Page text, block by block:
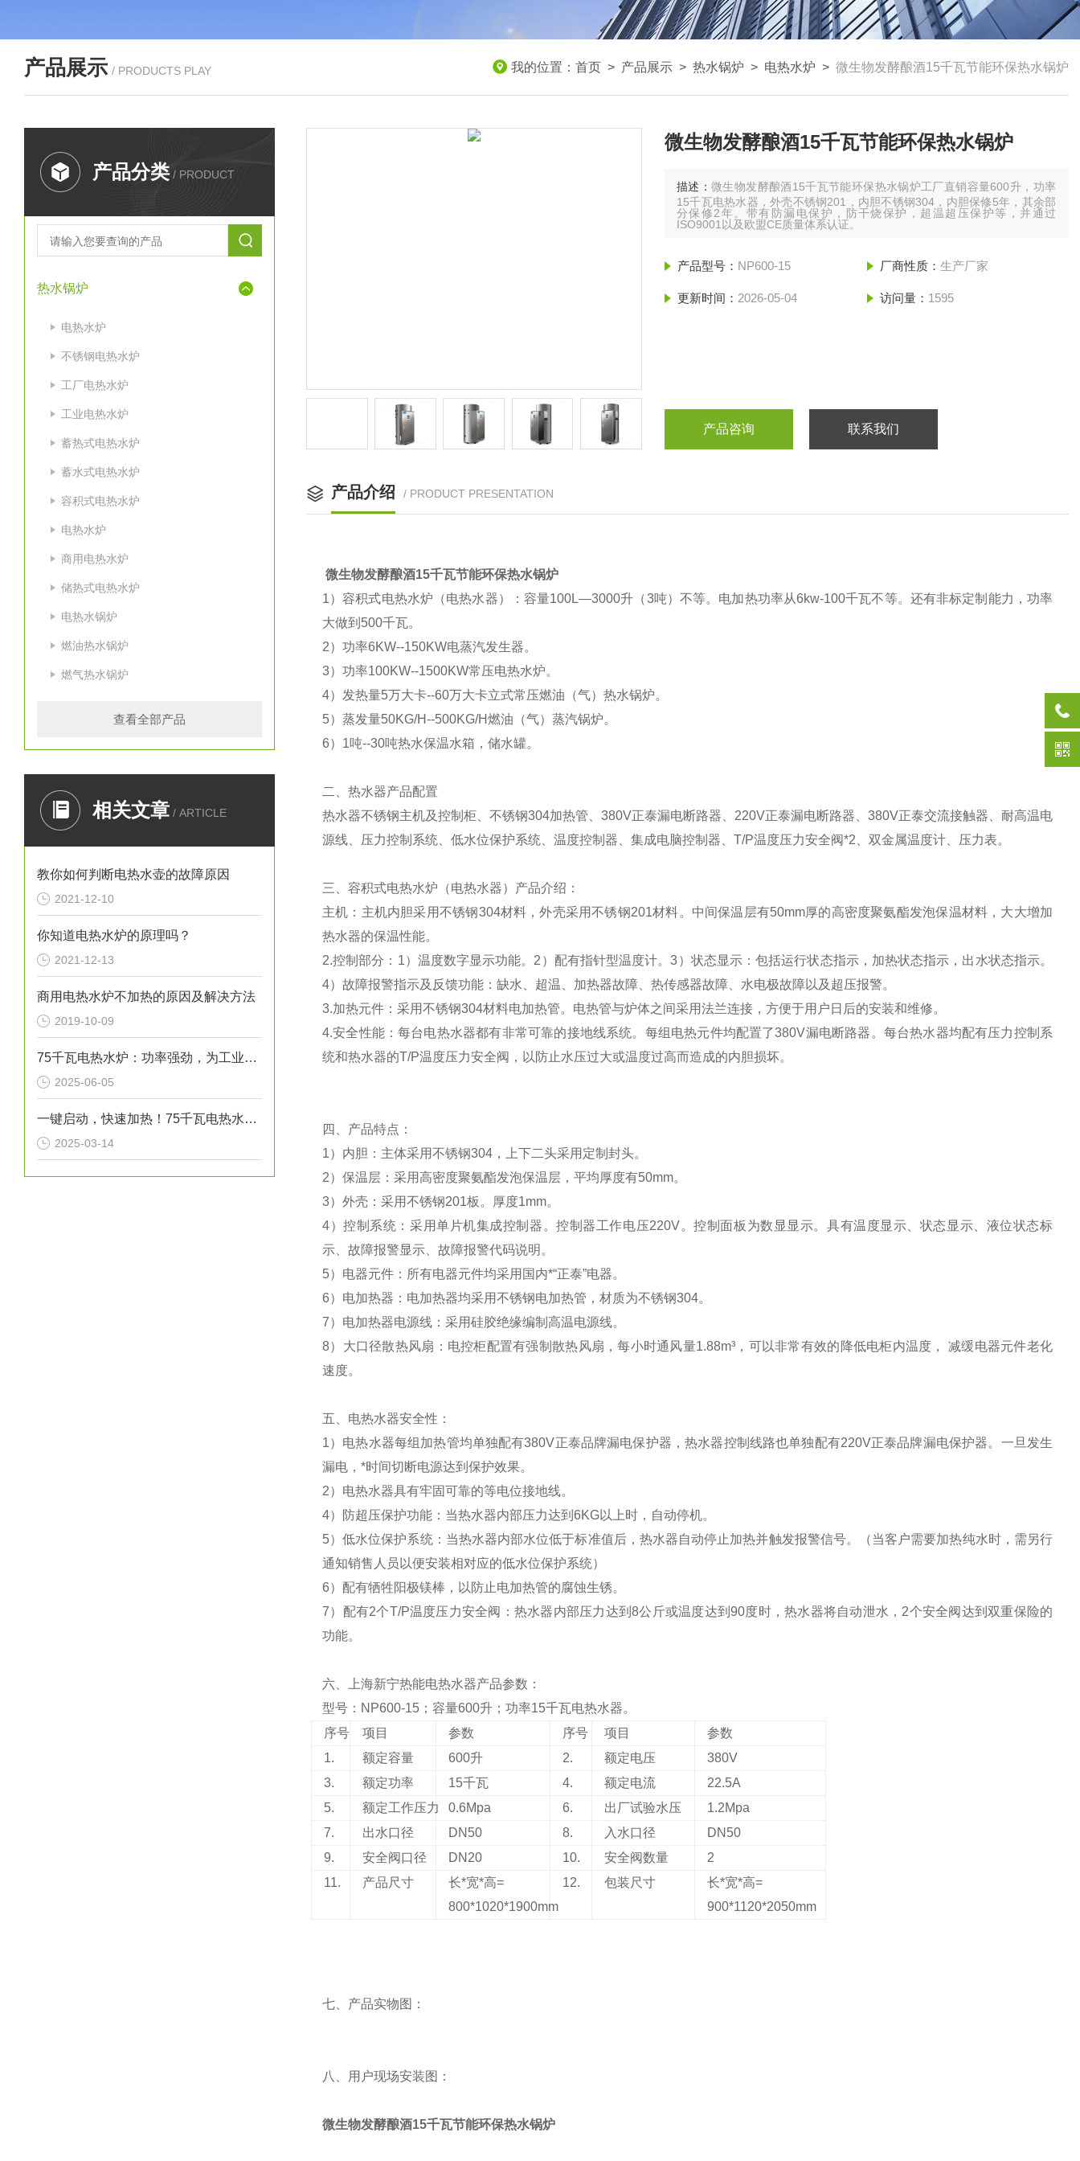
产品展示 / PRODUCTS PLAY 我的位置： 首页 > 产品展示 > 热水锅炉 > 电热水炉 > 微生物发酵酿酒15千瓦节能环保热水锅炉
产品分类 / PRODUCT
热水锅炉
电热水炉
不锈钢电热水炉
工厂电热水炉
工业电热水炉
蓄热式电热水炉
蓄水式电热水炉
容积式电热水炉
电热水炉
商用电热水炉
储热式电热水炉
电热水锅炉
燃油热水锅炉
燃气热水锅炉
查看全部产品
相关文章 / ARTICLE
教你如何判断电热水壶的故障原因
2021-12-10
你知道电热水炉的原理吗？
2021-12-13
商用电热水炉不加热的原因及解决方法
2019-10-09
75千瓦电热水炉：功率强劲，为工业生产提供稳定热水源！
2025-06-05
一键启动，快速加热！75千瓦电热水炉打造高效热水解决方案！
2025-03-14
微生物发酵酿酒15千瓦节能环保热水锅炉
描述：微生物发酵酿酒15千瓦节能环保热水锅炉工厂直销容量600升，功率
15千瓦电热水器，外壳不锈钢201，内胆不锈钢304，内胆保修5年，其余部
分保修2年。带有防漏电保护，防干烧保护，超温超压保护等，并通过
ISO9001以及欧盟CE质量体系认证。
产品型号： NP600-15 厂商性质： 生产厂家
更新时间： 2026-05-04 访问量： 1595
产品咨询 联系我们
产品介绍 / PRODUCT PRESENTATION
微生物发酵酿酒15千瓦节能环保热水锅炉
1）容积式电热水炉（电热水器）：容量100L—3000升（3吨）不等。电加热功率从6kw-100千瓦不等。还有非标定制能力，功率
大做到500千瓦。
2）功率6KW--150KW电蒸汽发生器。
3）功率100KW--1500KW常压电热水炉。
4）发热量5万大卡--60万大卡立式常压燃油（气）热水锅炉。
5）蒸发量50KG/H--500KG/H燃油（气）蒸汽锅炉。
6）1吨--30吨热水保温水箱，储水罐。
二、热水器产品配置
热水器不锈钢主机及控制柜、不锈钢304加热管、380V正泰漏电断路器、220V正泰漏电断路器、380V正泰交流接触器、耐高温电
源线、压力控制系统、低水位保护系统、温度控制器、集成电脑控制器、T/P温度压力安全阀*2、双金属温度计、压力表。
三、容积式电热水炉（电热水器）产品介绍：
主机：主机内胆采用不锈钢304材料，外壳采用不锈钢201材料。中间保温层有50mm厚的高密度聚氨酯发泡保温材料，大大增加
热水器的保温性能。
2.控制部分：1）温度数字显示功能。2）配有指针型温度计。3）状态显示：包括运行状态指示，加热状态指示，出水状态指示。
4）故障报警指示及反馈功能：缺水、超温、加热器故障、热传感器故障、水电极故障以及超压报警。
3.加热元件：采用不锈钢304材料电加热管。电热管与炉体之间采用法兰连接，方便于用户日后的安装和维修。
4.安全性能：每台电热水器都有非常可靠的接地线系统。每组电热元件均配置了380V漏电断路器。每台热水器均配有压力控制系
统和热水器的T/P温度压力安全阀，以防止水压过大或温度过高而造成的内胆损坏。
四、产品特点：
1）内胆：主体采用不锈钢304，上下二头采用定制封头。
2）保温层：采用高密度聚氨酯发泡保温层，平均厚度有50mm。
3）外壳：采用不锈钢201板。厚度1mm。
4）控制系统：采用单片机集成控制器。控制器工作电压220V。控制面板为数显显示。具有温度显示、状态显示、液位状态标
示、故障报警显示、故障报警代码说明。
5）电器元件：所有电器元件均采用国内*“正泰”电器。
6）电加热器：电加热器均采用不锈钢电加热管，材质为不锈钢304。
7）电加热器电源线：采用硅胶绝缘编制高温电源线。
8）大口径散热风扇：电控柜配置有强制散热风扇，每小时通风量1.88m³，可以非常有效的降低电柜内温度， 减缓电器元件老化
速度。
五、电热水器安全性：
1）电热水器每组加热管均单独配有380V正泰品牌漏电保护器，热水器控制线路也单独配有220V正泰品牌漏电保护器。一旦发生
漏电，*时间切断电源达到保护效果。
2）电热水器具有牢固可靠的等电位接地线。
4）防超压保护功能：当热水器内部压力达到6KG以上时，自动停机。
5）低水位保护系统：当热水器内部水位低于标准值后，热水器自动停止加热并触发报警信号。（当客户需要加热纯水时，需另行
通知销售人员以便安装相对应的低水位保护系统）
6）配有牺牲阳极镁棒，以防止电加热管的腐蚀生锈。
7）配有2个T/P温度压力安全阀：热水器内部压力达到8公斤或温度达到90度时，热水器将自动泄水，2个安全阀达到双重保险的
功能。
六、上海新宁热能电热水器产品参数：
型号：NP600-15 ；容量600升；功率15千瓦电热水器。
序号
项目 参数 序号 项目
参数
1.
额定容量 600升 2. 额定电压
380V
3.
额定功率 15千瓦 4. 额定电流
22.5A
5.
额定工作压力 0.6Mpa 6. 出厂试验水压
1.2Mpa
7.
出水口径 DN50 8. 入水口径
DN50
9.
安全阀口径 DN20 10. 安全阀数量
2
11.
产品尺寸
长*宽*高=
800*1020*1900mm
12. 包装尺寸
长*宽*高=
900*1120*2050mm
七、产品实物图：
八、用户现场安装图：
微生物发酵酿酒15千瓦节能环保热水锅炉